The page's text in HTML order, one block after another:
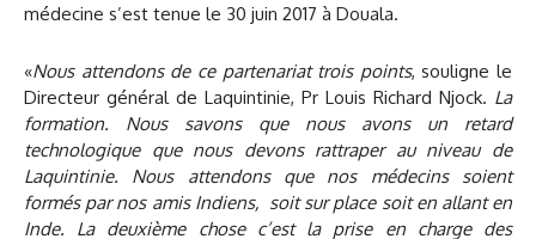
médecine s’est tenue le 30 juin 2017 à Douala.
«Nous attendons de ce partenariat trois points, souligne le
Directeur général de Laquintinie, Pr Louis Richard Njock. La
formation. Nous savons que nous avons un retard
technologique que nous devons rattraper au niveau de
Laquintinie. Nous attendons que nos médecins soient
formés par nos amis Indiens, soit sur place soit en allant en
Inde. La deuxième chose c’est la prise en charge des